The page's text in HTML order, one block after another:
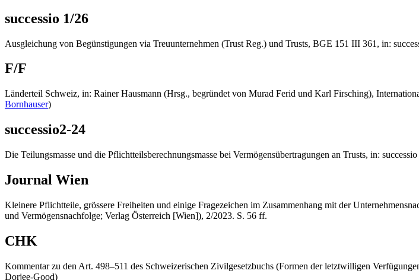
successio 1/26
Ausgleichung von Begünstigungen via Treuunternehmen (Trust Reg.) und Trusts, BGE 151 III 361, in:
F/F
Länderteil Schweiz, in: Rainer Hausmann (Hrsg., begründet von Murad Ferid und Karl Firsching),
Bornhauser)
successio2-24
Die Teilungsmasse und die Pflichtteilsberechnungsmasse bei Vermögensübertragungen an Trusts, in:
Journal Wien
Kleinere Pflichtteile, grössere Freiheiten und einige Fragezeichen im Zusammenhang mit der
und Vermögensnachfolge; Verlag Österreich [Wien]), 2/2023. S. 56 ff.
CHK
Kommentar zu den Art. 498–511 des Schweizerischen Zivilgesetzbuchs (Formen der letztwilligen
Dorjee-Good)